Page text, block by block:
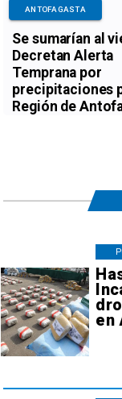
Se sumarían al
Decretan Alerta
Temprana por
precipitaciones
Región de
ANTOFAGASTA
en